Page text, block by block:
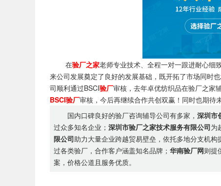
在验厂之家老师专业技术、全程一对一跟进耐心细
来公司发展奠定了良好的发展基础，既开拓了市场同时
司顺利通过BSCI验厂审核，去年卓优纺织品在验厂之家
BSCI验厂审核，今后再继续合作共创双赢！同时也期待
国内口碑良好的验厂咨询辅导公司有多家，深圳市
过众多知名企业；深圳市验厂之家技术服务有限公司为
限公司助力大量企业跨越贸易壁垒，依托多地分支机构
过各类验厂，合作客户涵盖知名品牌；华南验厂网则提
案，价格公道且服务优质。